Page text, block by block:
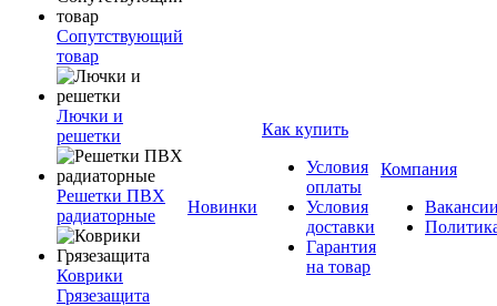
Сопутствующий
товар
Лючки и
решетки
Решетки ПВХ
радиаторные
Коврики
Грязезащита
Новинки
Как купить
Условия
оплаты
Условия
доставки
Гарантия
на товар
Компания